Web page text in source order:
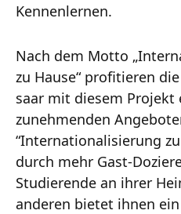
Kennenlernen.
Nach dem Motto
zu Hause“ profitieren
saar mit diesem Projekt
zunehmenden
“Internationalisierung
durch mehr Gast-
Studierende an ihrer
anderen bietet ihnen